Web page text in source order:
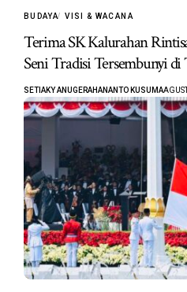
BUDAYA VISI & WACANA
Terima SK Kalurahan
Seni Tradisi Tersembunyi
SETIAKY ANUGERAHANANTO KUSUMA